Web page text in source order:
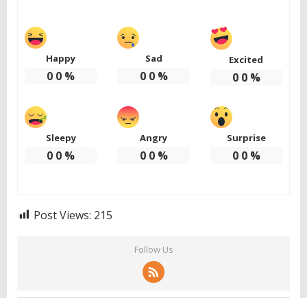
Happy
0 0 %
Sad
0 0%
Excited
0 0%
Sleepy
0 0 %
Angry
0 0%
Surprise
0 0%
Post Views: 215
Follow Us